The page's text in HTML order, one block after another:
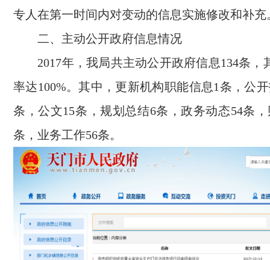
专人在第一时间内对变动的信息实施修改和补充
二、 主动公开政府信息情况
2017年，我局共主动公开政府信息134条，
率达100%。其中，更新机构职能信息1条，公
条，公文15条，规划总结6条，政务动态54条
条，业务工作56条。